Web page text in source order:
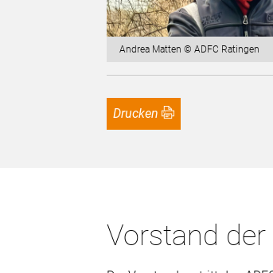
Andrea Matten © ADFC Ratingen
Drucken
Vorstand